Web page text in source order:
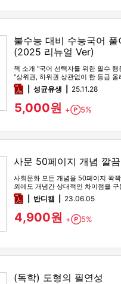
불수능 대비 수능국어 풀
(2025 리뉴얼 Ver)
책 소개 "국어 선택자를 위한 필수 행
"상위권, 하위권 상관없이 한 등급 올
시파이터 적극 …
pdf성균유생 25.11.28
5,000원 + Point
5%
사문 50페이지 개념 깔
사회문화 모든 개념을 50페이지 꽉
외에도 개념간 상대적인 차이점을
함께 있습니다
pdf반디캠 23.06.05
4,900원 + Point
5%
(독학) 도형의 필연성